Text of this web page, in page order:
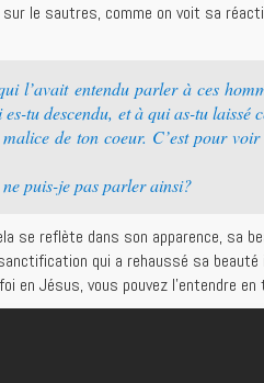
le sautres, comme on voit sa
l’avait entendu parler à ces
tu descendu, et à qui as-tu laissé
de ton coeur. C’est pour
puis-je pas parler ainsi?
se reflète dans son apparence, sa
qui a rehaussé sa beauté
en Jésus, vous pouvez l’entendre